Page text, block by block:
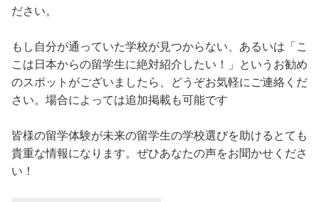
ださい。
もし自分が通っていた学校が見つからない、あるいは「こ
こは日本からの留学生に絶対紹介したい！」というお勧め
のスポットがございましたら、どうぞお気軽にご連絡くだ
さい。場合によっては追加掲載も可能です
皆様の留学体験が未来の留学生の学校選びを助けるとても
貴重な情報になります。ぜひあなたの声をお聞かせくださ
い！